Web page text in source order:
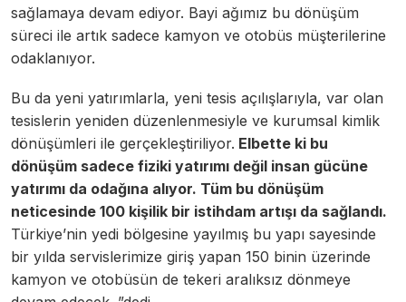
sağlamaya devam ediyor. Bayi ağımız bu dönüşüm
süreci ile artık sadece kamyon ve otobüs müşterilerine
odaklanıyor.
Bu da yeni yatırımlarla, yeni tesis açılışlarıyla, var olan
tesislerin yeniden düzenlenmesiyle ve kurumsal kimlik
dönüşümleri ile gerçekleştiriliyor. Elbette ki bu
dönüşüm sadece fiziki yatırımı değil insan gücüne
yatırımı da odağına alıyor. Tüm bu dönüşüm
neticesinde 100 kişilik bir istihdam artışı da sağlandı.
Türkiye’nin yedi bölgesine yayılmış bu yapı sayesinde
bir yılda servislerimize giriş yapan 150 binin üzerinde
kamyon ve otobüsün de tekeri aralıksız dönmeye